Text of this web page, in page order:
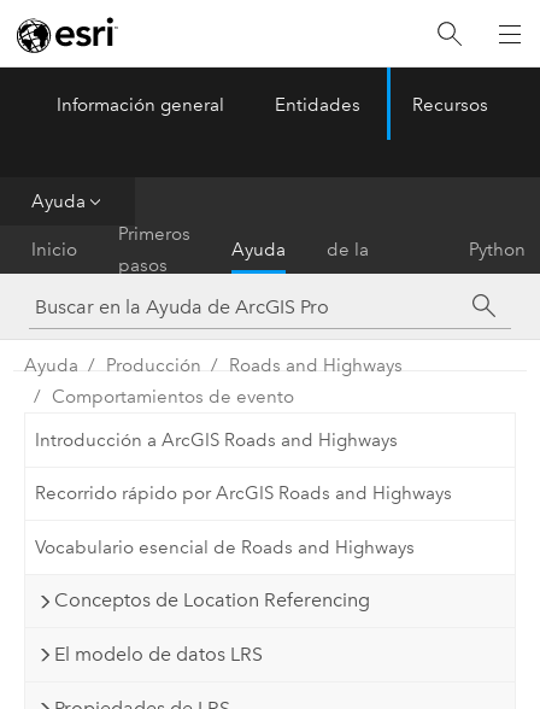
ArcGIS Pro Menu
Información general Entidades Recursos
Ayuda
Inicio
Primeros
pasos
Ayuda
de la
herramienta
Python
Ayuda Producción
Roads and Highways
Comportamientos de evento
Introducción a ArcGIS Roads and Highways
Recorrido rápido por ArcGIS Roads and Highways
Vocabulario esencial de Roads and Highways
Conceptos de Location Referencing
El modelo de datos LRS